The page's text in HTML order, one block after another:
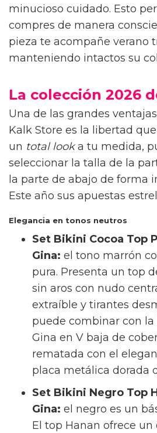
minucioso cuidado. Esto
compres de manera
pieza te acompañe verano
manteniendo intactos su
La colección 2026
Una de las grandes
Kalk Store es la libertad
un total looka tu medida,
seleccionar la talla de la
la parte de abajo de forma
Este año sus apuestas
Elegancia en tonos neutros
Set Bikini Cocoa Top
Gina: el tono marrón
pura. Presenta un top
sin aros con nudo
extraíble y tirantes
puede combinar con
Gina en V baja de
rematada con el
placa metálica dorada
Set Bikini Negro Top
Gina: el negro es un
El top Hanan ofrece un